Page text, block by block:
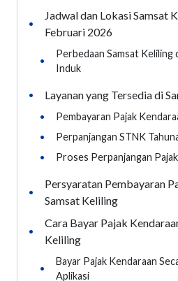
•
Jadwal dan Lokasi Samsat
Februari 2026
•
Perbedaan Samsat Keliling
Induk
• Layanan yang Tersedia di
•
Pembayaran Pajak
•
Perpanjangan STNK
•
Proses Perpanjangan
•
Persyaratan Pembayaran
Samsat Keliling
•
Cara Bayar Pajak
Keliling
•
Bayar Pajak Kendaraan
Aplikasi